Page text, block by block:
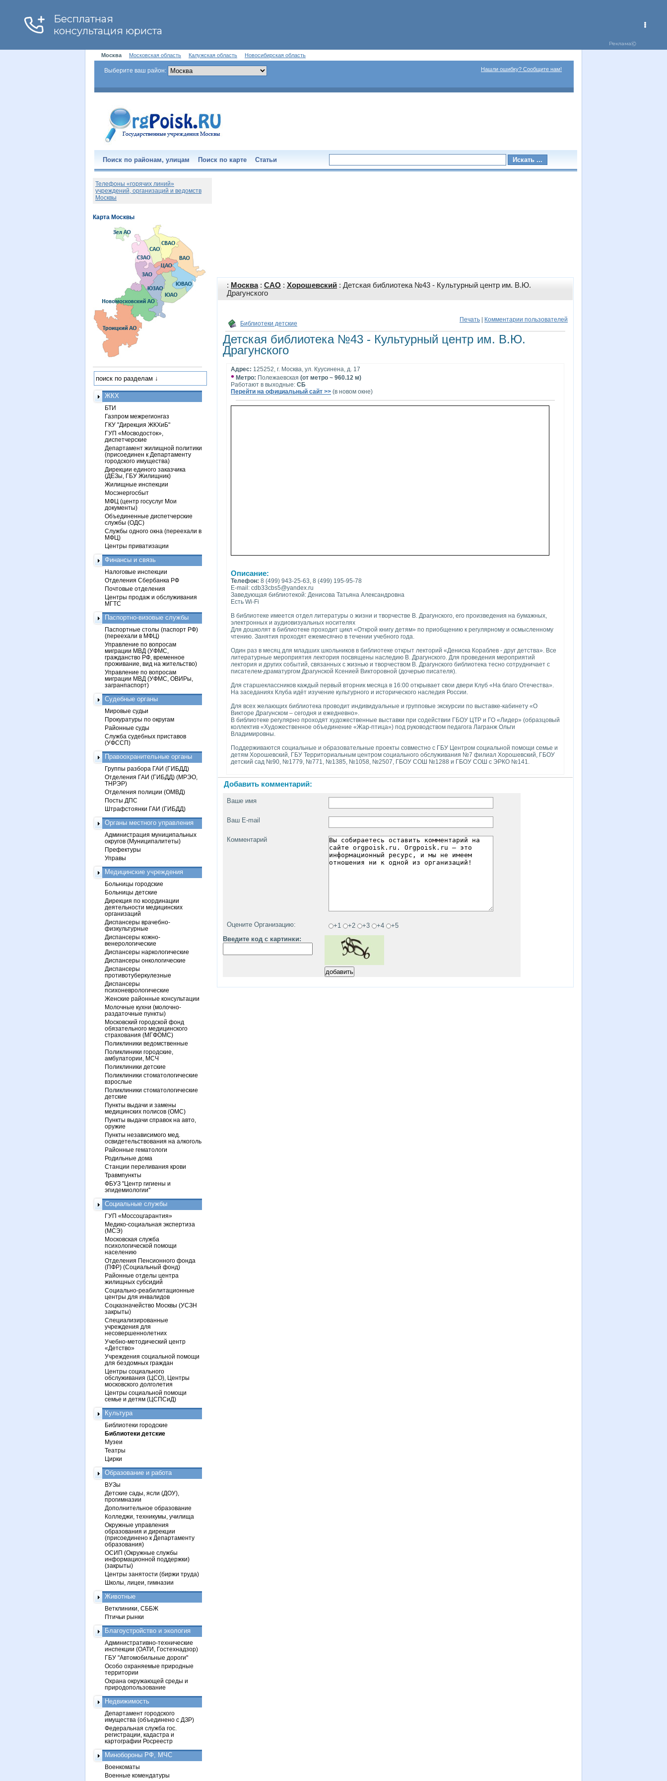
Москва Московская область Калужская область Новосибирская область
Выберите ваш район: Нашли ошибку? Сообщите нам!
Поиск по районам, улицам Поиск по карте Статьи
: Москва: САО : Хорошевский : Детская библиотека №43 - Культурный центр им. В.Ю.
Драгунского
Печать Комментарии пользователей
Библиотеки детские
Детская библиотека №43 - Культурный центр им. В.Ю.
Драгунского
Адрес: 125252, г. Москва, ул. Куусинена, д. 17
• Метро: Полежаевская (от метро ~ 960.12 м)
Работают в выходные: СБ
Перейти на официальный сайт >> (в новом окне)
Описание:
Телефон: 8 (499) 943-25-63, 8 (499) 195-95-78
E-mail: cdb33cbs5@yandex.ru
Заведующая библиотекой: Денисова Татьяна Александровна
Есть Wi-Fi
В библиотеке имеется отдел литературы о жизни и творчестве В. Драгунского, его произведения на бумажных,
электронных и аудиовизуальных носителях
Для дошколят в библиотеке проходит цикл «Открой книгу детям» по приобщению к регулярному и осмысленному
чтению. Занятия проходят ежемесячно в течении учебного года.
Один раз в месяц для младших школьников в библиотеке открыт лекторий «Дениска Кораблев - друг детства». Все
литературные мероприятия лектория посвящены наследию В. Драгунского. Для проведения мероприятий
лектория и других событий, связанных с жизнью и творчеством В. Драгунского библиотека тесно сотрудничает с
писателем-драматургом Драгунской Ксенией Викторовной (дочерью писателя).
Для старшеклассников каждый первый вторник месяца в 16:00 открывает свои двери Клуб «На благо Отечества».
На заседаниях Клуба идёт изучение культурного и исторического наследия России.
Для всех желающих библиотека проводит индивидуальные и групповые экскурсии по выставке-кабинету «О
Викторе Драгунском – сегодня и ежедневно».
В библиотеке регулярно проходят художественные выставки при содействии ГБОУ ЦТР и ГО «Лидер» (образцовый
коллектив «Художественное объединение «Жар-птица») под руководством педагога Лагранж Ольги
Владимировны.
Поддерживаются социальные и образовательные проекты совместно с ГБУ Центром социальной помощи семье и
детям Хорошевский, ГБУ Территориальным центром социального обслуживания №7 филиал Хорошевский, ГБОУ
детский сад №90, №1779, №771, №1385, №1058, №2507, ГБОУ СОШ №1288 и ГБОУ СОШ с ЭРКО №141.
Добавить комментарий:
Ваше имя
Ваш E-mail
Комментарий
Оцените Организацию: +1 +2 +3 +4
+5
Введите код с картинки:
Телефоны «горячих линий»
учреждений, организаций и ведомств
Москвы
ЖКХ
БТИ
Газпром межрегионгаз
ГКУ "Дирекция ЖКХиБ"
ГУП «Мосводосток»,
диспетчерские
Департамент жилищной политики
(присоединен к Департаменту
городского имущества)
Дирекции единого заказчика
(ДЕЗы, ГБУ Жилищник)
Жилищные инспекции
Мосэнергосбыт
МФЦ (центр госуслуг Мои
документы)
Объединенные диспетчерские
службы (ОДС)
Службы одного окна (переехали в
МФЦ)
Центры приватизации
Финансы и связь
Налоговые инспекции
Отделения Сбербанка РФ
Почтовые отделения
Центры продаж и обслуживания
МГТС
Паспортно-визовые службы
Паспортные столы (паспорт РФ)
(переехали в МФЦ)
Управление по вопросам
миграции МВД (УФМС,
гражданство РФ, временное
проживание, вид на жительство)
Управление по вопросам
миграции МВД (УФМС, ОВИРы,
загранпаспорт)
Судебные органы
Мировые судьи
Прокуратуры по округам
Районные суды
Служба судебных приставов
(УФССП)
Правоохранительные органы
Группы разбора ГАИ (ГИБДД)
Отделения ГАИ (ГИБДД) (МРЭО,
ТНРЭР)
Отделения полиции (ОМВД)
Посты ДПС
Штрафстоянки ГАИ (ГИБДД)
Органы местного управления
Администрация муниципальных
округов (Муниципалитеты)
Префектуры
Управы
Медицинские учреждения
Больницы городские
Больницы детские
Дирекция по координации
деятельности медицинских
организаций
Диспансеры врачебно-
физкультурные
Диспансеры кожно-
венерологические
Диспансеры наркологические
Диспансеры онкологические
Диспансеры
противотуберкулезные
Диспансеры
психоневрологические
Женские районные консультации
Молочные кухни (молочно-
раздаточные пункты)
Московский городской фонд
обязательного медицинского
страхования (МГФОМС)
Поликлиники ведомственные
Поликлиники городские,
амбулатории, МСЧ
Поликлиники детские
Поликлиники стоматологические
взрослые
Поликлиники стоматологические
детские
Пункты выдачи и замены
медицинских полисов (ОМС)
Пункты выдачи справок на авто,
оружие
Пункты независимого мед.
освидетельствования на алкоголь
Районные гематологи
Родильные дома
Станции переливания крови
Травмпункты
ФБУЗ "Центр гигиены и
эпидемиологии"
Социальные службы
ГУП «Моссоцгарантия»
Медико-социальная экспертиза
(МСЭ)
Московская служба
психологической помощи
населению
Отделения Пенсионного фонда
(ПФР) (Социальный фонд)
Районные отделы центра
жилищных субсидий
Социально-реабилитационные
центры для инвалидов
Соцказначейство Москвы (УСЗН
закрыты)
Специализированные
учреждения для
несовершеннолетних
Учебно-методический центр
«Детство»
Учреждения социальной помощи
для бездомных граждан
Центры социального
обслуживания (ЦСО), Центры
московского долголетия
Центры социальной помощи
семье и детям (ЦСПСиД)
Культура
Библиотеки городские
Библиотеки детские
Музеи
Театры
Цирки
Образование и работа
ВУЗы
Детские сады, ясли (ДОУ),
прогимназии
Дополнительное образование
Колледжи, техникумы, училища
Окружные управления
образования и дирекции
(присоединено к Департаменту
образования)
ОСИП (Окружные службы
информационной поддержки)
(закрыты)
Центры занятости (биржи труда)
Школы, лицеи, гимназии
Животные
Ветклиники, СББЖ
Птичьи рынки
Благоустройство и экология
Административно-технические
инспекции (ОАТИ, Гостехнадзор)
ГБУ "Автомобильные дороги"
Особо охраняемые природные
территории
Охрана окружающей среды и
природопользование
Недвижимость
Департамент городского
имущества (объединено с ДЗР)
Федеральная служба гос.
регистрации, кадастра и
картографии Росреестр
Минобороны РФ, МЧС
Военкоматы
Военные комендатуры